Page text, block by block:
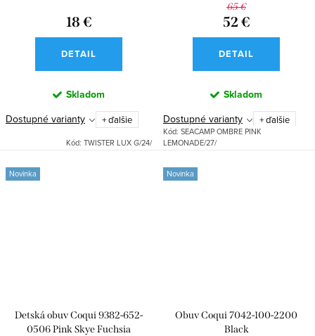
18 €
DETAIL
Skladom
Dostupné varianty
+ ďalšie
Kód: TWISTER LUX G/24/
65 €
52 €
DETAIL
Skladom
Dostupné varianty
+ ďalšie
Kód: SEACAMP OMBRE PINK
LEMONADE/27/
Novinka
Detská obuv Coqui 9382-652-
0506 Pink Skye Fuchsia
Novinka
Obuv Coqui 7042-100-2200
Black